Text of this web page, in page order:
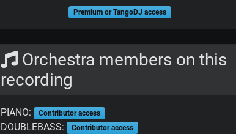
Premium or TangoDJ access
Orchestra members on this
recording
PIANO: Contributor access
DOUBLEBASS: Contributor access